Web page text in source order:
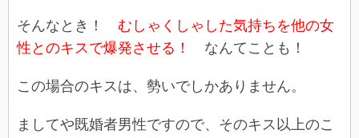
そんなとき！ むしゃくしゃした気持ちを他の女
性とのキスで爆発させる！
なんてことも！
この場合のキスは、勢いでしかありません。
ましてや既婚者男性ですので、そのキス以上のこ